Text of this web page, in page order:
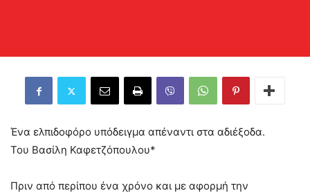
Ένα ελπιδοφόρο υπόδειγμα απέναντι στα αδιέξοδα.
Του Βασίλη Καφετζόπουλου*
Πριν από περίπου ένα χρόνο και με αφορμή την